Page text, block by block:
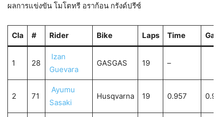
ผลการแข่งขัน โมโตทรี อราก้อน กรังด์ปรีซ์
Cla # Rider Bike Laps Time Gap
1 28
Izan
Guevara
GASGAS 19 –
2 71
Ayumu
Sasaki
Husqvarna 19 0.957